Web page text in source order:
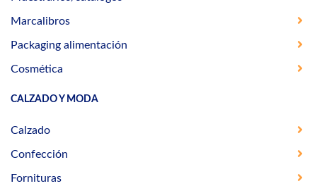
Marcalibros
Packaging alimentación
Cosmética
CALZADO Y MODA
Calzado
Confección
Fornituras